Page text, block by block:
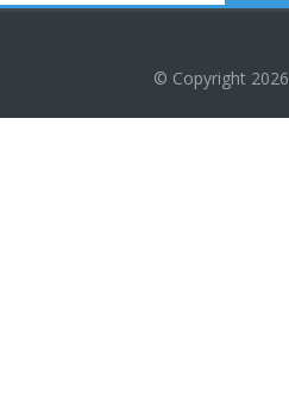
© Copyright 2026